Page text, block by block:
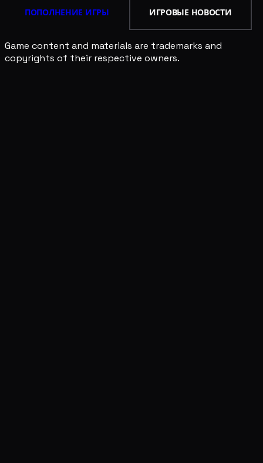
ПОПОЛНЕНИЕ ИГРЫ ИГРОВЫЕ НОВОСТИ
Game content and materials are trademarks and
copyrights of their respective owners.